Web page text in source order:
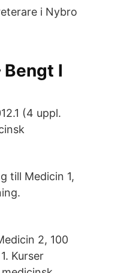
i Nybro
I
(4 uppl.
till Medicin 1,
2, 100
Kurser